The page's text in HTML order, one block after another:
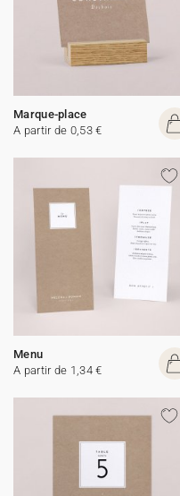
Marque-place
A partir de 0,53 €
Menu
A partir de 1,34 €